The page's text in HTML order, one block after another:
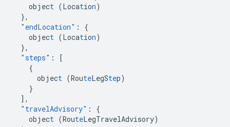
object (Location)
},
"endLocation" :
{
object (Location)
},
"steps" :
[
{
object (RouteLegStep)
}
],
"travelAdvisory" :
{
object (RouteLegTravelAdvisory)